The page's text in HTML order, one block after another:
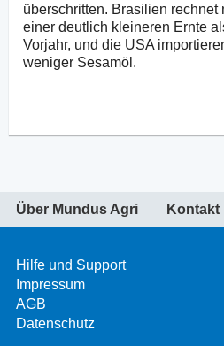
überschritten. Brasilien rechnet
einer deutlich kleineren Ernte
Vorjahr, und die USA
weniger Sesamöl.
Über Mundus Agri Kontakt
Hilfe und Support
Impressum
AGB
Datenschutz